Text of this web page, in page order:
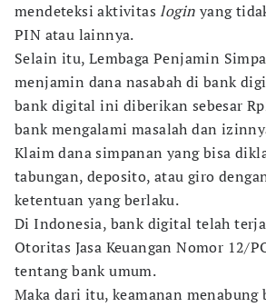
mendeteksi aktivitaslogin yang
PIN atau lainnya.
Selain itu, Lembaga Penjamin
menjamin dana nasabah di bank
bank digital ini diberikan sebesar
bank mengalami masalah dan
Klaim dana simpanan yang bisa
tabungan, deposito, atau giro
ketentuan yang berlaku.
Di Indonesia, bank digital telah
Otoritas Jasa Keuangan Nomor 12/
tentang bank umum.
Maka dari itu, keamanan menabung